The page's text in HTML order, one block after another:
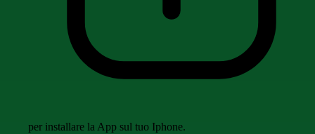
per installare la App sul tuo Iphone.